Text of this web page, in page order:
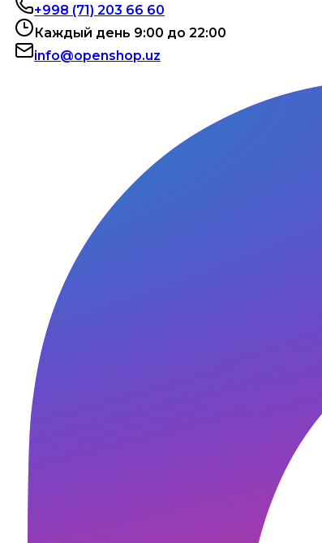
+998 (71) 203 66 60
Каждый день 9:00 до 22:00
info@openshop.uz